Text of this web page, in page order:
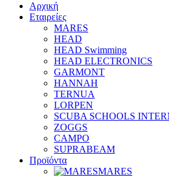
Αρχική
Εταιρείες
MARES
HEAD
HEAD Swimming
HEAD ELECTRONICS
GARMONT
HANNAH
TERNUA
LORPEN
SCUBA SCHOOLS
ZOGGS
CAMPO
SUPRABEAM
Προϊόντα
MARES